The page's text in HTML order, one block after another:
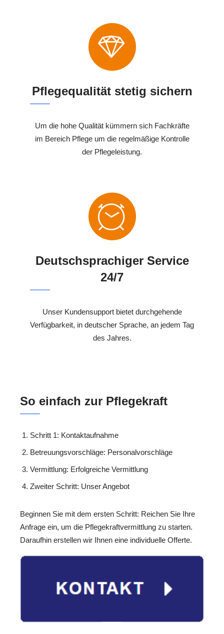
Pflegequalität stetig sichern
Um die hohe Qualität kümmern sich Fachkräfte
im Bereich Pflege um die regelmäßige Kontrolle
der Pflegeleistung.
Deutschsprachiger Service
24/7
Unser Kundensupport bietet durchgehende
Verfügbarkeit, in deutscher Sprache, an jedem Tag
des Jahres.
So einfach zur Pflegekraft
Schritt 1: Kontaktaufnahme
Betreuungsvorschläge: Personalvorschläge
Vermittlung: Erfolgreiche Vermittlung
Zweiter Schritt: Unser Angebot
Beginnen Sie mit dem ersten Schritt: Reichen Sie Ihre
Anfrage ein, um die Pflegekraftvermittlung zu starten.
Daraufhin erstellen wir Ihnen eine individuelle Offerte.